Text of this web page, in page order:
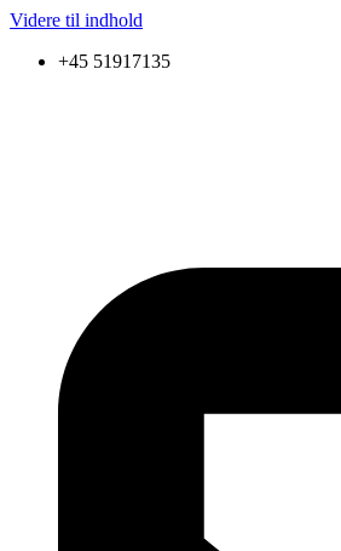
Videre til indhold
+45 51917135